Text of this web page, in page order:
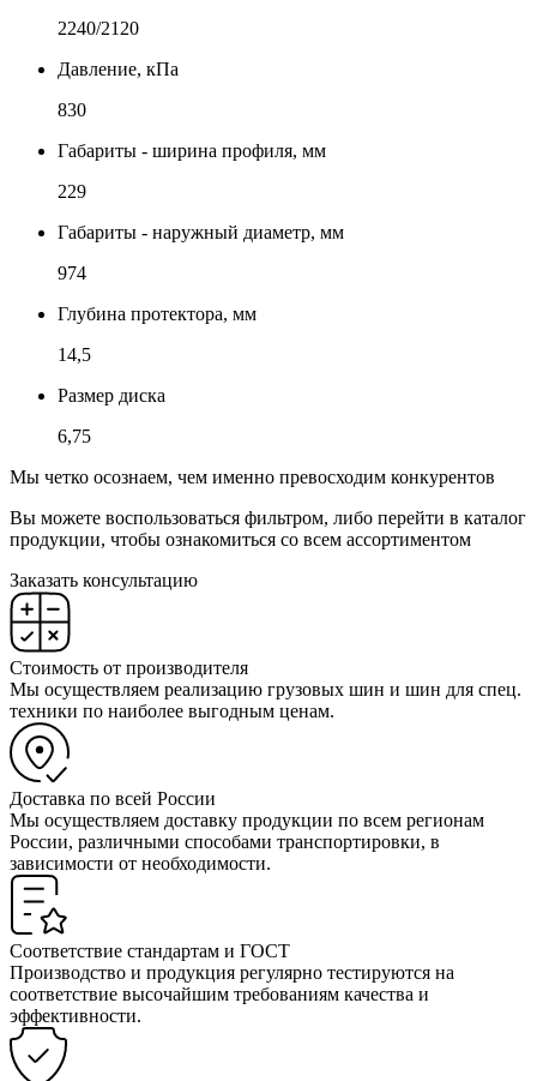
2240/2120
Давление, кПа
830
Габариты - ширина профиля, мм
229
Габариты - наружный диаметр, мм
974
Глубина протектора, мм
14,5
Размер диска
6,75
Мы четко осознаем, чем именно превосходим конкурентов
Вы можете воспользоваться фильтром, либо перейти в каталог
продукции, чтобы ознакомиться со всем ассортиментом
Заказать консультацию
Стоимость от производителя
Мы осуществляем реализацию грузовых шин и шин для спец.
техники по наиболее выгодным ценам.
Доставка по всей России
Мы осуществляем доставку продукции по всем регионам
России, различными способами транспортировки, в
зависимости от необходимости.
Соответствие стандартам и ГОСТ
Производство и продукция регулярно тестируются на
соответствие высочайшим требованиям качества и
эффективности.